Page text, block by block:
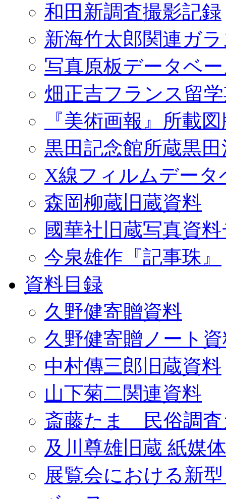
和田新調査撮影記録
新海竹太郎関連ガ
写真原板データベ
畑正吉フランス留
『美術画報』所載
黒田記念館所蔵黒
X線フィルムデータ
森岡柳蔵旧蔵資料
國華社旧蔵写真資
今泉雄作『記事珠』
資料目録
久野健寄贈資料
久野健寄贈ノート
中村傳三郎旧蔵資料
山下菊二関連資料
斎藤たま 民俗調査
及川尊雄旧蔵 紙媒
展覧会における新